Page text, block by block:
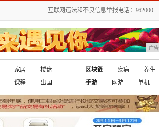
互联网违法和不良信息举报电话：962000
广告
家居
楼盘
课程 出国
区块链 疾病
养生
手游
网游 单机